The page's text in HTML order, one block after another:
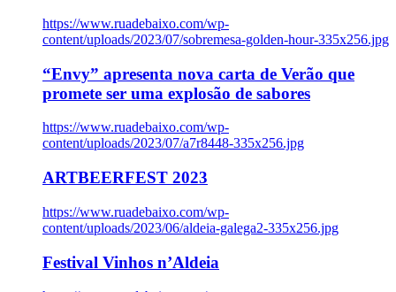
https://www.ruadebaixo.com/wp-
content/uploads/2023/07/sobremesa-golden-hour-335x256.jpg
“Envy” apresenta nova carta de Verão que
promete ser uma explosão de sabores
https://www.ruadebaixo.com/wp-
content/uploads/2023/07/a7r8448-335x256.jpg
ARTBEERFEST 2023
https://www.ruadebaixo.com/wp-
content/uploads/2023/06/aldeia-galega2-335x256.jpg
Festival Vinhos n’Aldeia